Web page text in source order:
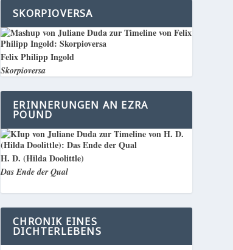
SKORPIOVERSA
Felix Philipp Ingold
Skorpioversa
ERINNERUNGEN AN EZRA
POUND
H. D. (Hilda Doolittle)
Das Ende der Qual
CHRONIK EINES
DICHTERLEBENS